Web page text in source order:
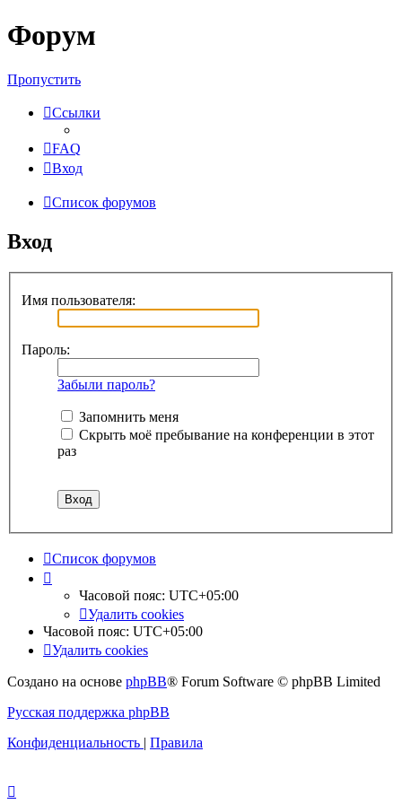
Форум
Пропустить
Ссылки
FAQ
Вход
Список форумов
Вход
Имя пользователя:
Пароль:
Забыли пароль?
Запомнить меня
Скрыть моё пребывание на конференции в этот
раз
Список форумов
Часовой пояс: UTC+05:00
Удалить cookies
Часовой пояс: UTC+05:00
Удалить cookies
Создано на основе phpBB® Forum Software © phpBB Limited
Русская поддержка phpBB
Конфиденциальность | Правила